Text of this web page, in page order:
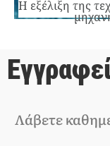
Η εξέλιξη της
Λάβετε